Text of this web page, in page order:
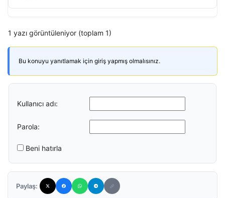
1 yazı görüntüleniyor (toplam 1)
Bu konuyu yanıtlamak için giriş yapmış olmalısınız.
Kullanıcı adı:
Parola:
Beni hatırla
Paylaş: